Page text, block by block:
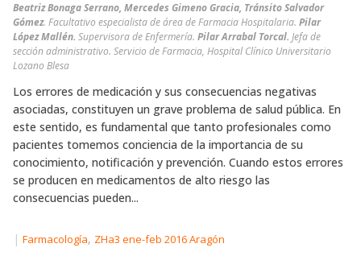
Beatriz Bonaga Serrano, Mercedes Gimeno Gracia, Tránsito Salvador
Gómez. Facultativo especialista de área de Farmacia Hospitalaria. Pilar
López Mallén. Supervisora de Enfermería. Pilar Arrabal Torcal. Jefa de
sección administrativo. Servicio de Farmacia, Hospital Clínico Universitario
Lozano Blesa
Los errores de medicación y sus consecuencias negativas
asociadas, constituyen un grave problema de salud pública. En
este sentido, es fundamental que tanto profesionales como
pacientes tomemos conciencia de la importancia de su
conocimiento, notificación y prevención. Cuando estos errores
se producen en medicamentos de alto riesgo las
consecuencias pueden...
| Farmacología, ZHa3 ene-feb 2016 Aragón